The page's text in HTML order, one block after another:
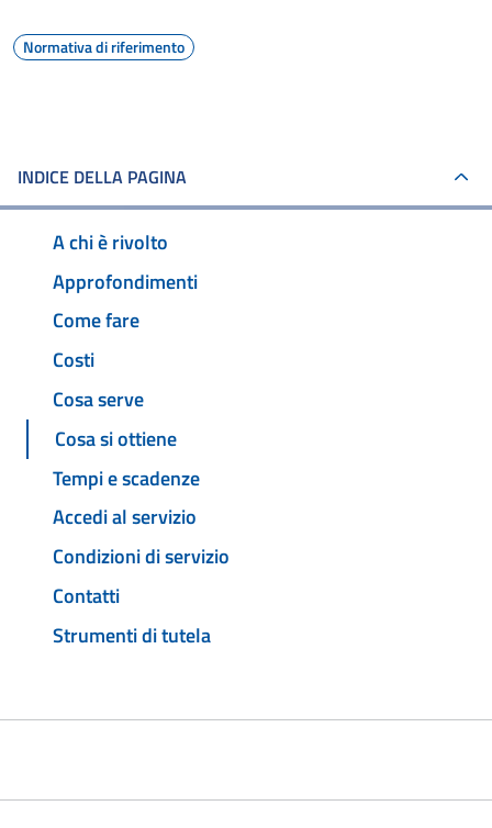
Normativa di riferimento
INDICE DELLA PAGINA
A chi è rivolto
Approfondimenti
Come fare
Costi
Cosa serve
Cosa si ottiene
Tempi e scadenze
Accedi al servizio
Condizioni di servizio
Contatti
Strumenti di tutela